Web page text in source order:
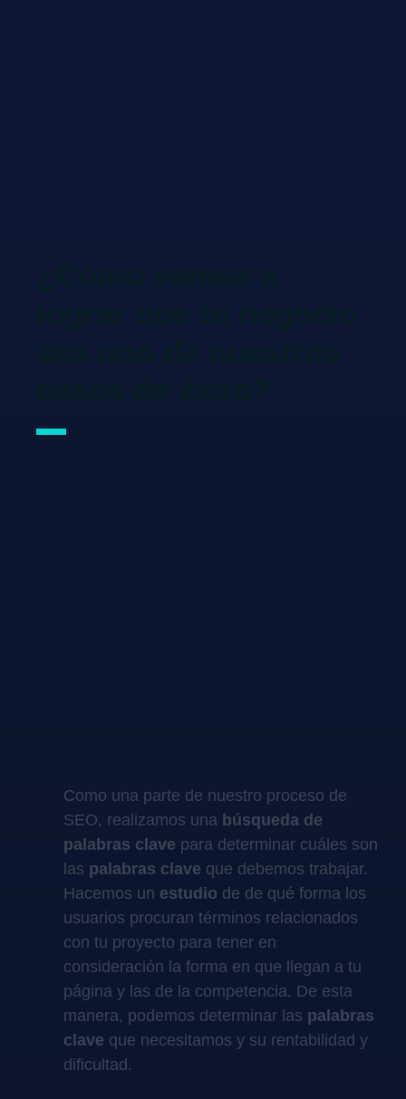
Como una parte de nuestro proceso de
SEO, realizamos una búsqueda de
palabras clave para determinar cuáles son
las palabras clave que debemos trabajar.
Hacemos un estudio de de qué forma los
usuarios procuran términos relacionados
con tu proyecto para tener en
consideración la forma en que llegan a tu
página y las de la competencia. De esta
manera, podemos determinar las palabras
clave que necesitamos y su rentabilidad y
dificultad.